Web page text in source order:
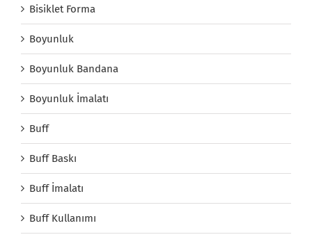
Bisiklet Forma
Boyunluk
Boyunluk Bandana
Boyunluk İmalatı
Buff
Buff Baskı
Buff İmalatı
Buff Kullanımı